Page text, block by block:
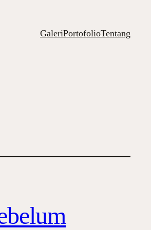
GaleriPortofolioTentang